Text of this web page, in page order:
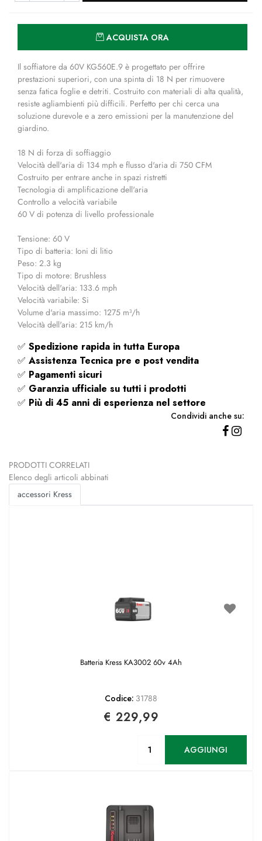
ACQUISTA ORA
Il soffiatore da 60V KG560E.9 è progettato per offrire
prestazioni superiori, con una spinta di 18 N per rimuovere
senza fatica foglie e detriti. Costruito con materiali di alta qualità,
resiste agliambienti più difficili. Perfetto per chi cerca una
soluzione durevole e a zero emissioni per la manutenzione del
giardino.
18 N di forza di soffiaggio
Velocità dell'aria di 134 mph e flusso d'aria di 750 CFM
Costruito per entrare anche in spazi ristretti
Tecnologia di amplificazione dell'aria
Controllo a velocità variabile
60 V di potenza di livello professionale
Tensione: 60 V
Tipo di batteria: Ioni di litio
Peso: 2.3 kg
Tipo di motore: Brushless
Velocità dell'aria: 133.6 mph
Velocità variabile: Si
Volume d'aria massimo: 1275 m³/h
Velocità dell'aria: 215 km/h
✅ Spedizione rapida in tutta Europa
✅ Assistenza Tecnica pre e post vendita
✅ Pagamenti sicuri
✅ Garanzia ufficiale su tutti i prodotti
✅ Più di 45 anni di esperienza nel settore
Condividi anche su:
PRODOTTI CORRELATI
Elenco degli articoli abbinati
accessori Kress
Batteria Kress KA3002 60v 4Ah
Codice: 31788
€ 229,99
AGGIUNGI